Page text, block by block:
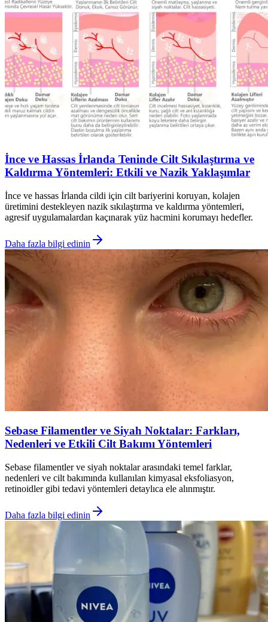
İnce ve Hassas İrlanda Teninde Cilt Sıkılaştırma ve
Kaldırma Yöntemleri: Etkili ve Nazik Yaklaşımlar
İnce ve hassas İrlanda cildi için cilt bariyerini koruyan, kolajen
üretimini destekleyen nazik sıkılaştırma ve kaldırma yöntemleri,
agresif uygulamalardan kaçınarak yüz hacmini korumayı hedefler.
Daha fazla bilgi edinin
Sebase Filamentler ve Siyah Noktalar: Farkları,
Nedenleri ve Etkili Cilt Bakımı Yöntemleri
Sebase filamentler ve siyah noktalar arasındaki temel farklar,
nedenleri ve cilt bakımında kullanılan kimyasal eksfoliasyon,
retinoidler gibi tedavi yöntemleri detaylıca ele alınmıştır.
Daha fazla bilgi edinin